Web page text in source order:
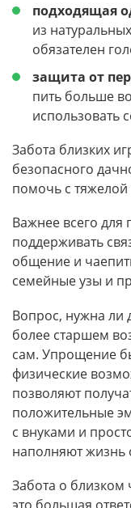
подходящая
из
обязателен
защита от
пить больше
использовать
Забота близких
безопасного
помочь с тяжелой
Важнее всего для
поддерживать
общение и
семейные узы и
Вопрос, нужна ли
более старшем
сам. Упрощение
физические
позволяют
положительные
с внуками и
наполняют
Забота о близком